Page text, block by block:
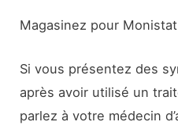
Magasinez pour
Si vous présentez des
après avoir utilisé un
parlez à votre médecin